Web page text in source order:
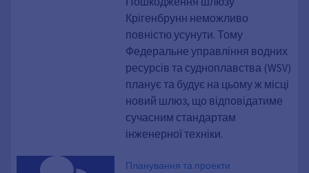
Крігенбрунн неможливо
повністю усунути. Тому
Федеральне управління водних
ресурсів та судноплавства (WSV)
планує та будує на цьому ж місці
новий шлюз, що відповідатиме
сучасним стандартам
інженерної техніки.
Планування та проекти